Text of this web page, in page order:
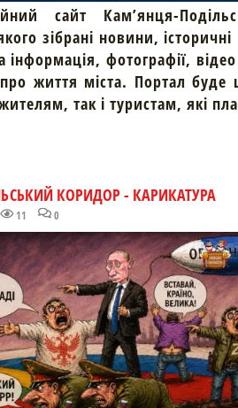
сайт Кам’янця-
зібрані новини,
інформація, фотографії,
про життя міста. Портал буде
так і туристам, які
КОРИДОР - КАРИКАТУРА
11 0